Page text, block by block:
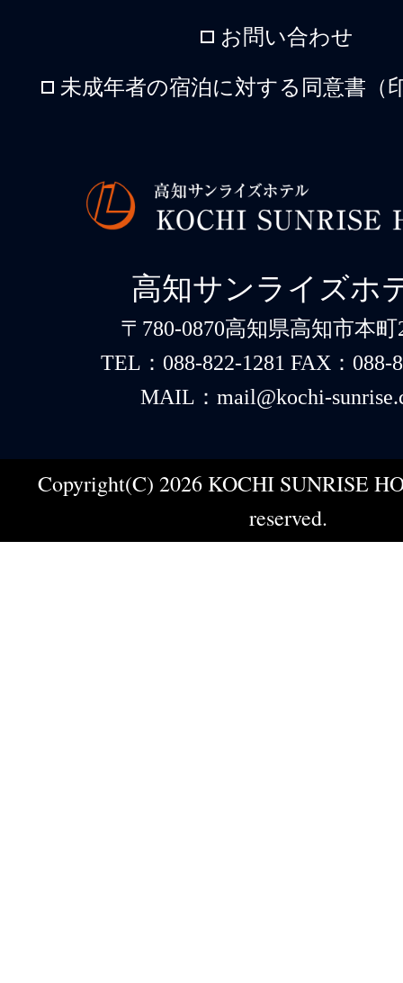
お問い合わせ
未成年者の宿泊に対する同意書（
高知サンライズホ
〒780-0870高知県高知市本町
TEL：088-822-1281 FAX：088-
MAIL：mail@kochi-
Copyright(C) 2026 KOCHI SUNRISE
reserved.